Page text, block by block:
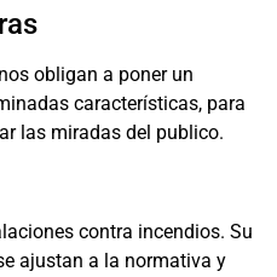
obligan a poner un
características, para
las miradas del publico.
contra incendios. Su
ajustan a la normativa y